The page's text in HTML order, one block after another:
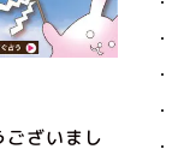
ざいまし